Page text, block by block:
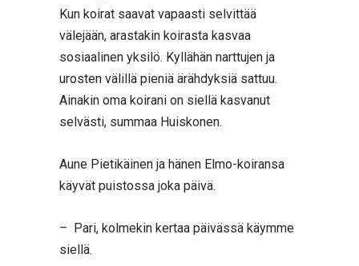
Kun koirat saavat vapaasti selvittää
välejään, arastakin koirasta kasvaa
sosiaalinen yksilö. Kyllähän narttujen ja
urosten välillä pieniä ärähdyksiä sattuu.
Ainakin oma koirani on siellä kasvanut
selvästi, summaa Huiskonen.
Aune Pietikäinen ja hänen Elmo-koiransa
käyvät puistossa joka päivä.
– Pari, kolmekin kertaa päivässä käymme
siellä.